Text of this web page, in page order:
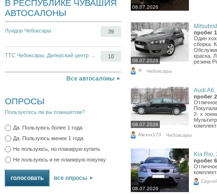
В РЕСПУБЛИКЕ ЧУВАШИЯ
АВТОСАЛОНЫ
Луидор Чебоксары 39
10
Все автосалоны
ОПРОСЫ
Пользуетесь ли вы планшетом?
Да. Пользуюсь более 1 года
Да. Пользуюсь менее 1 года
Не пользуюсь, но планирую купить
Не пользуюсь и не планирую покупку
все опросы
08.07.2026
08.07.2026
пробег
Один
сборка.
краска.
резина
Я Чебоксары
08.07.2026
Audi A6,
пробег
2- х
Alexxx173 Чебоксары
08.07.2026
Kia Rio,
пробег